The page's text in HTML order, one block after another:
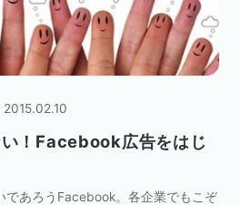
2015.02.10
！Facebook広告をはじ
であろうFacebook。各企業でもこぞ